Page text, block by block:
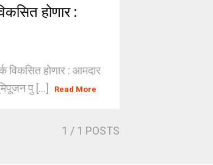
होणार :
विकसित होणार : आमदार
पु [...]
Read More
1 / 1 POSTS